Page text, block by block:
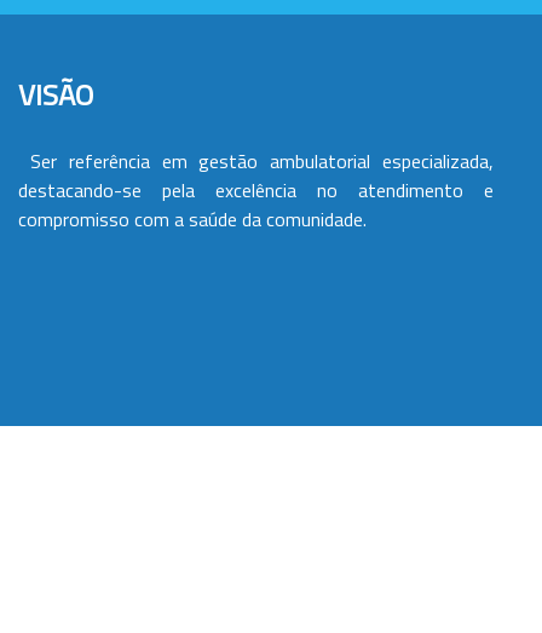
VISÃO
Ser referência em gestão ambulatorial especializada,
destacando-se pela excelência no atendimento e
compromisso com a saúde da comunidade.